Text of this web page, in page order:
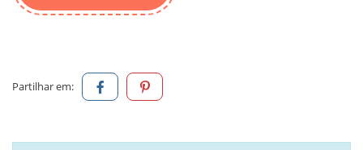
Partilhar em: